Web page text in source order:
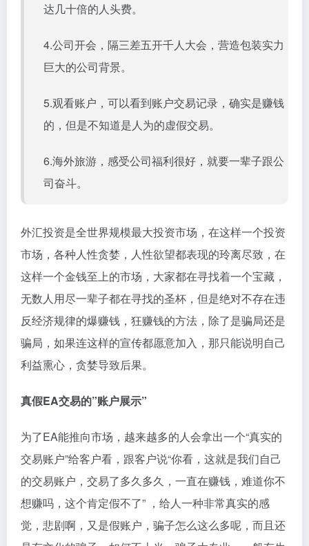
达几十倍的人头费。
4.公司开会，隔三差五开千人大会，营造包装实力
巨大的公司背景。
5.观看账户，可以看到账户交易记录，确实是赚钱
的，但是不知道是人为的虚假交易。
6.海外旅游，感受公司福利很好，就要一辈子跟公
司奋斗。
外汇投资是全世界规模最大投资市场，在这样一个投资
市场，各种人性贪婪，人性欲望都表现的玲离尽致，在
这样一个金钱至上的市场，大家都在寻找着一个宝藏，
无数人用尽一辈子都在寻找的圣杯，但是绝对不存在违
反经济规律的爆赚钱，狂赚钱的方法，除了是骗局还是
骗局，如果连这样的宣传都愿意加入，那只能说明自己
利益熏心，贪婪导致后果。
真假EA交易的”账户展示”
为了EA能推向市场，越来越多的人会拿出一个“真实的
交易账户”给客户看，跟客户说“你看，这就是我们自己
的交易账户，交易了多久多久，一直在赚钱，难道你不
想赚吗，这个肯定假不了” ，给人一种非常真实的感
觉，悲剧啊，又是假账户，骗子怎么这么多呢，而且还